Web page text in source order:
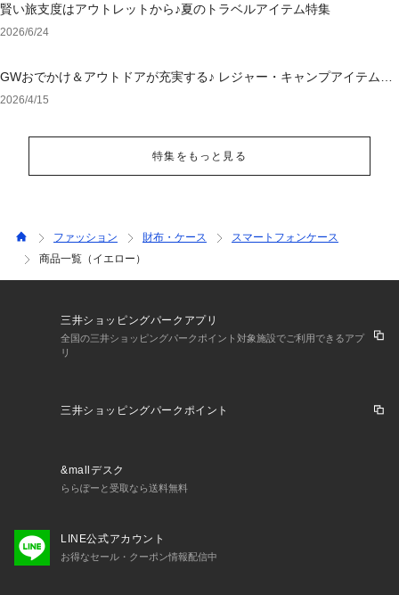
賢い旅支度はアウトレットから♪夏のトラベルアイテム特集
2026/6/24
GWおでかけ＆アウトドアが充実する♪ レジャー・キャンプアイテム特
集
2026/4/15
特集をもっと見る
ファッション 財布・ケース
スマートフォンケース
商品一覧（イエロー）
三井ショッピングパークアプリ
全国の三井ショッピングパークポイント対象施設でご利用できるアプ
リ
三井ショッピングパークポイント
&mallデスク
ららぽーと受取なら送料無料
LINE公式アカウント
お得なセール・クーポン情報配信中